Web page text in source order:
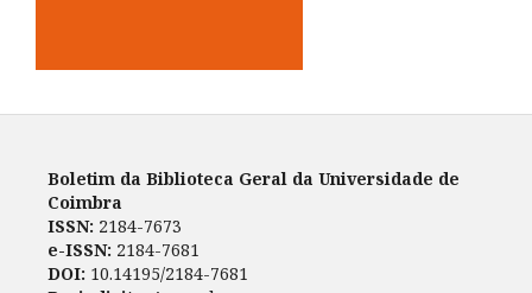
Boletim da Biblioteca Geral da Universidade de
Coimbra
ISSN: 2184-7673
e-ISSN: 2184-7681
DOI: 10.14195/2184-7681